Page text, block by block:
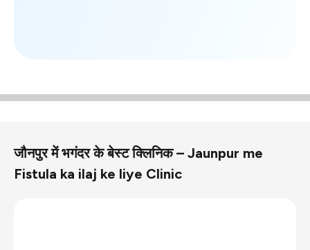
जौनपुर में भगंदर के बेस्ट क्लिनिक – Jaunpur me
Fistula ka ilaj ke liye Clinic